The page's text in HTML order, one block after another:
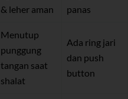
& leher aman
panas
Menutup
punggung
tangan saat
shalat
Ada ring jari
dan push
button